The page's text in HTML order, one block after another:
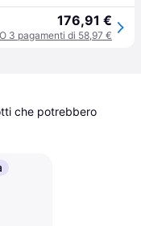
176,91 €
O 3 pagamenti di 58,97 €
che potrebbero